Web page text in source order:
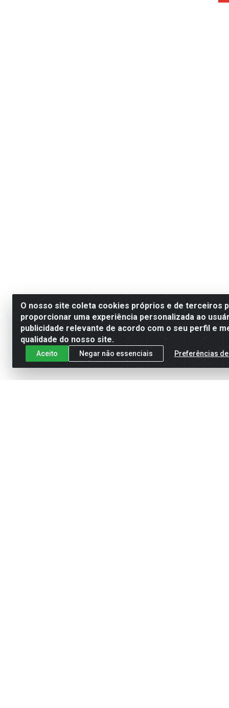
O nosso site coleta cookies próprios e de terceiros
proporcionar uma experiência personalizada ao
publicidade relevante de acordo com o seu perfil e
qualidade do nosso site.
Aceito Negar não essenciais Preferências